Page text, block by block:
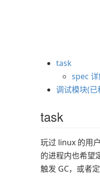
task
spec
调试模块(
task
玩过 linux 的用
的进程内也希望
触发 GC，或者